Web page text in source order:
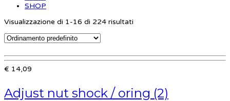
SHOP
Visualizzazione di 1-16 di 224 risultati
€ 14,09
Adjust nut shock / oring (2)